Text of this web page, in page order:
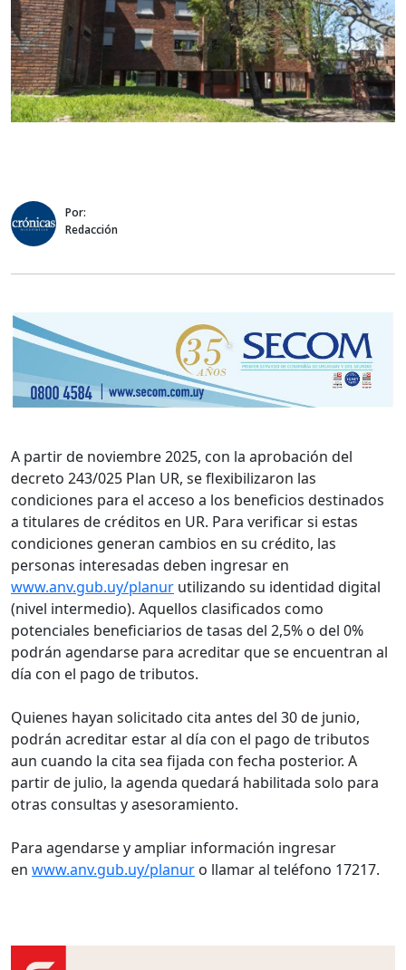
Por:
Redacción
A partir de noviembre 2025, con la aprobación del
decreto 243/025 Plan UR, se flexibilizaron las
condiciones para el acceso a los beneficios destinados
a titulares de créditos en UR. Para verificar si estas
condiciones generan cambios en su crédito, las
personas interesadas deben ingresar en
www.anv.gub.uy/planur utilizando su identidad digital
(nivel intermedio). Aquellos clasificados como
potenciales beneficiarios de tasas del 2,5% o del 0%
podrán agendarse para acreditar que se encuentran al
día con el pago de tributos.
Quienes hayan solicitado cita antes del 30 de junio,
podrán acreditar estar al día con el pago de tributos
aun cuando la cita sea fijada con fecha posterior. A
partir de julio, la agenda quedará habilitada solo para
otras consultas y asesoramiento.
Para agendarse y ampliar información ingresar
en www.anv.gub.uy/planur o llamar al teléfono 17217.